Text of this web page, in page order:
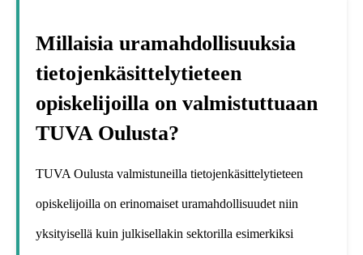
Millaisia uramahdollisuuksia
tietojenkäsittelytieteen
opiskelijoilla on valmistuttuaan
TUVA Oulusta?
TUVA Oulusta valmistuneilla tietojenkäsittelytieteen
opiskelijoilla on erinomaiset uramahdollisuudet niin
yksityisellä kuin julkisellakin sektorilla esimerkiksi